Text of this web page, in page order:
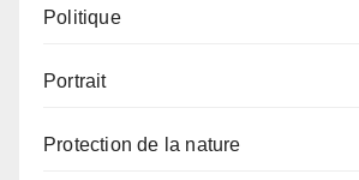
Politique
Portrait
Protection de la nature